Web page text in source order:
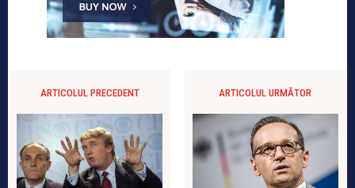
ARTICOLUL PRECEDENT ARTICOLUL URMĂTOR